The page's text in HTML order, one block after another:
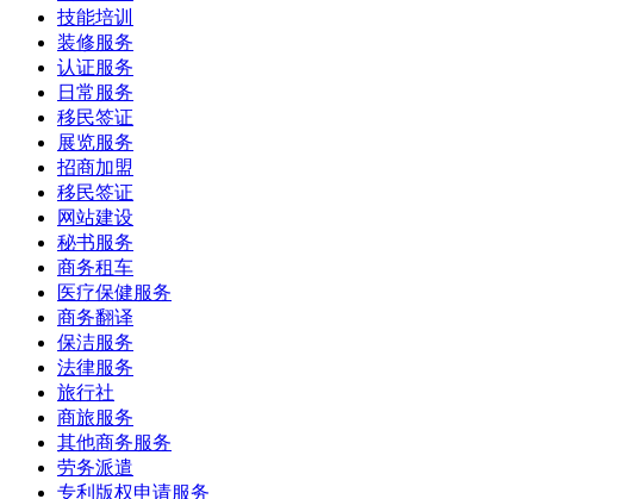
技能培训
装修服务
认证服务
日常服务
移民签证
展览服务
招商加盟
移民签证
网站建设
秘书服务
商务租车
医疗保健服务
商务翻译
保洁服务
法律服务
旅行社
商旅服务
其他商务服务
劳务派遣
专利版权申请服务